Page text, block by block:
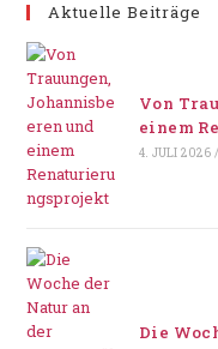
Aktuelle Beiträge
Von
einem
4. JULI 2026 /
Die